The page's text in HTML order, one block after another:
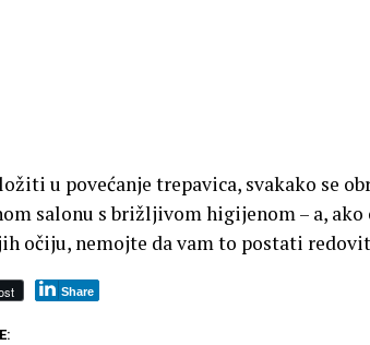
u povećanje trepavica, svakako se
salonu s brižljivom higijenom – a,
očiju, nemojte da vam to postati
Share